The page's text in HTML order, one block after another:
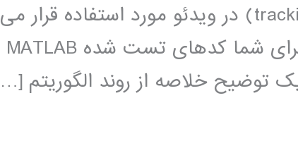
خیلی زیاد در کاربرد دنبال کردن (tracking) در ویدئو مورد استفاده قرار می